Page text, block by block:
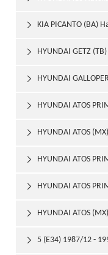
KIA PICANTO (BA)

HYUNDAI GETZ

HYUNDAI
1998/08

HYUNDAI ATOS

HYUNDAI ATOS

HYUNDAI ATOS

HYUNDAI ATOS

HYUNDAI ATOS

5 (E34) 1987/12 -
